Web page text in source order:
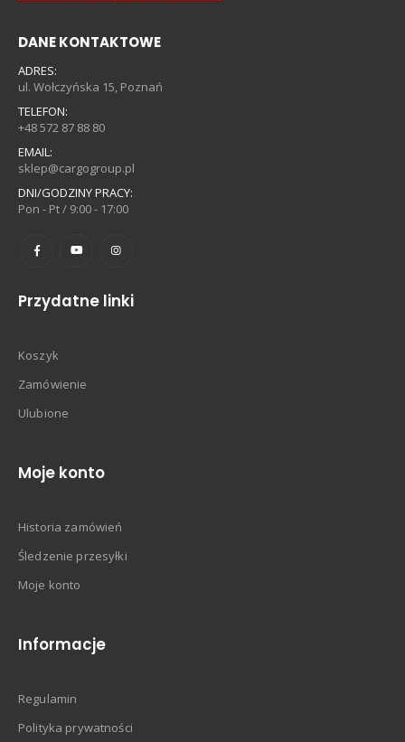
DANE KONTAKTOWE
ADRES:
ul. Wołczyńska 15, Poznań
TELEFON:
+48 572 87 88 80
EMAIL:
sklep@cargogroup.pl
DNI/GODZINY PRACY:
Pon - Pt / 9:00 - 17:00
Przydatne linki
Koszyk
Zamówienie
Ulubione
Moje konto
Historia zamówień
Śledzenie przesyłki
Moje konto
Informacje
Regulamin
Polityka prywatności